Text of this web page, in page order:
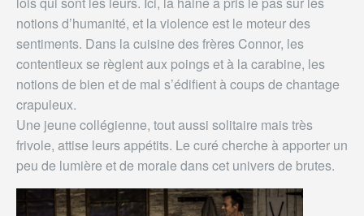
notions d’humanité, et la violence est le moteur des
sentiments. Dans la cuisine des frères Connor, les
contentieux se règlent aux poings et à la carabine, les
notions de bien et de mal s’édifient à coups de chantage
crapuleux.
Une jeune collégienne, tout aussi solitaire mais très
frivole, attise leurs appétits. Le curé cherche à apporter un
peu de lumière et de morale dans cet univers de brutes.